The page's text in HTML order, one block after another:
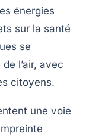
énergies
sur la santé
se
l’air, avec
citoyens.
une voie